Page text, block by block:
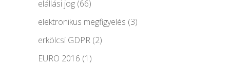
elállási jog (66)
elektronikus megfigyelés (3)
erkölcsi GDPR (2)
EURO 2016 (1)